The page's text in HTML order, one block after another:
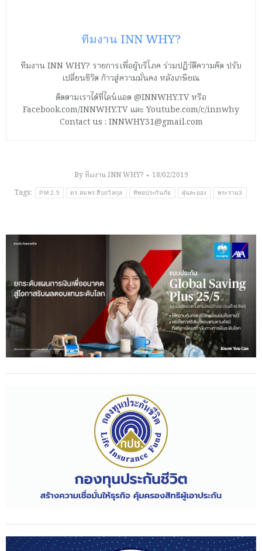
ทีมงาน INN WHY?
ทีมงาน INN WHY? รายการเพื่อผู้บริโภค ร่วมปฏิวัติความคิด ปรับ
เปลี่ยนชีวิต ก้าวสู่ความมั่นคง หลังเกษียณ
ติดตามเราได้ที่ไลน์แอด @INNWHY.TV หรือ
Facebook.com/INNWHY.TV และ Youtube.com/c/innwhy
Contact us : INNWHY31@gmail.com
Byทีมงาน INN WHY?
18/02/2019
Tags:
PM 2.5 ดร.สมพร สืบถวิลกุล ทิพยประกันภัย ฝุ่นละออง พระราม3